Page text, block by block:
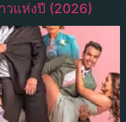
วแห่งปี (2026)